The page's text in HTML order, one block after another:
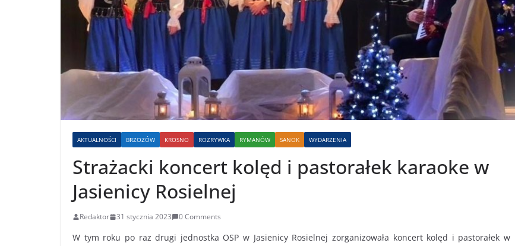
AKTUALNOŚCI BRZOZÓW KROSNO ROZRYWKA RYMANÓW SANOK WYDARZENIA
Strażacki koncert kolęd i pastorałek karaoke w
Jasienicy Rosielnej
Redaktor 31 stycznia 2023 0 Comments
W tym roku po raz drugi jednostka OSP w Jasienicy Rosielnej zorganizowała koncert kolęd i pastorałek w